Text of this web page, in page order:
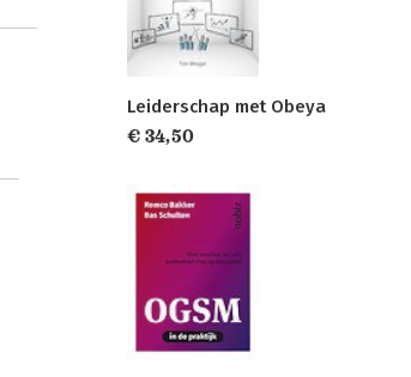
Leiderschap met Obeya
€ 34,50